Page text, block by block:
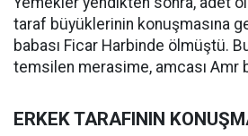
taraf büyüklerinin konuşmasına
babası Ficar Harbinde ölmüştü.
temsilen merasime, amcası Amr
ERKEK TARAFININ